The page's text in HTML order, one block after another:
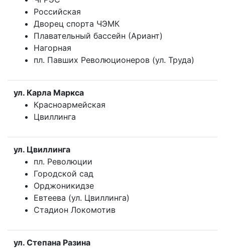
Российская
Дворец спорта ЧЭМК
Плавательный бассейн (Ариант)
Нагорная
пл. Павших Революционеров (ул. Труда)
ул. Карла Маркса
Красноармейская
Цвиллинга
ул. Цвиллинга
пл. Революции
Городской сад
Орджоникидзе
Евтеева (ул. Цвиллинга)
Стадион Локомотив
ул. Степана Разина